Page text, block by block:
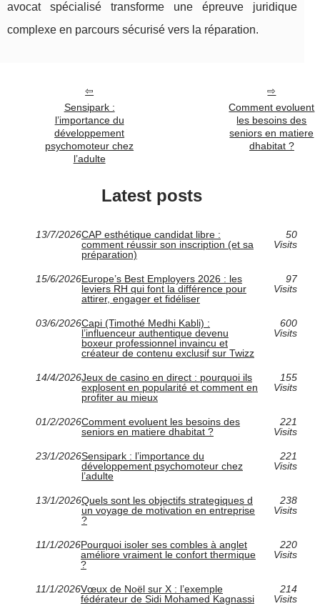
avocat spécialisé transforme une épreuve juridique
complexe en parcours sécurisé vers la réparation.
Sensipark :
l’importance du
développement
psychomoteur chez
l’adulte
Comment evoluent
les besoins des
seniors en matiere
dhabitat ?
Latest posts
13/7/2026CAP esthétique candidat libre :
comment réussir son inscription (et sa
préparation)
50
Visits
15/6/2026Europe’s Best Employers 2026 : les
leviers RH qui font la différence pour
attirer, engager et fidéliser
97
Visits
03/6/2026Capi (Timothé Medhi Kabli) :
l’influenceur authentique devenu
boxeur professionnel invaincu et
créateur de contenu exclusif sur Twizz
600
Visits
14/4/2026Jeux de casino en direct : pourquoi ils
explosent en popularité et comment en
profiter au mieux
155
Visits
01/2/2026Comment evoluent les besoins des
seniors en matiere dhabitat ?
221
Visits
23/1/2026Sensipark : l’importance du
développement psychomoteur chez
l’adulte
221
Visits
13/1/2026Quels sont les objectifs strategiques d
un voyage de motivation en entreprise
?
238
Visits
11/1/2026Pourquoi isoler ses combles à anglet
améliore vraiment le confort thermique
?
220
Visits
11/1/2026Vœux de Noël sur X : l’exemple
fédérateur de Sidi Mohamed Kagnassi
214
Visits